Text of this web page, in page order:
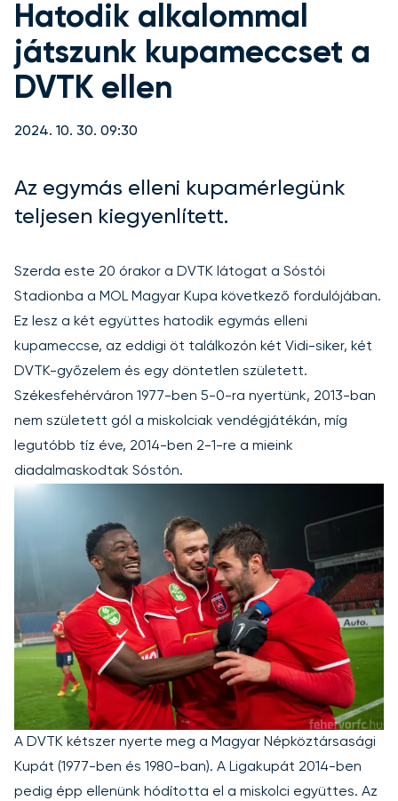
Hatodik alkalommal
játszunk kupameccset a
DVTK ellen
2024. 10. 30. 09:30
Az egymás elleni kupamérlegünk
teljesen kiegyenlített.
Szerda este 20 órakor a DVTK látogat a Sóstói
Stadionba a MOL Magyar Kupa következő fordulójában.
Ez lesz a két együttes hatodik egymás elleni
kupameccse, az eddigi öt találkozón két Vidi-siker, két
DVTK-győzelem és egy döntetlen született.
Székesfehérváron 1977-ben 5-0-ra nyertünk, 2013-ban
nem született gól a miskolciak vendégjátékán, míg
legutóbb tíz éve, 2014-ben 2-1-re a mieink
diadalmaskodtak Sóstón.
A DVTK kétszer nyerte meg a Magyar Népköztársasági
Kupát (1977-ben és 1980-ban). A Ligakupát 2014-ben
pedig épp ellenünk hódította el a miskolci együttes. Az